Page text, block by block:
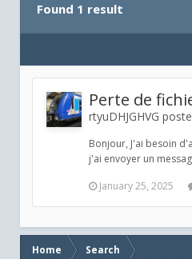
Found 1 result
Perte de
rtyuDHJGHVG
Bonjour, J'ai besoin
j'ai envoyer un
January 25, 2025
Home Search